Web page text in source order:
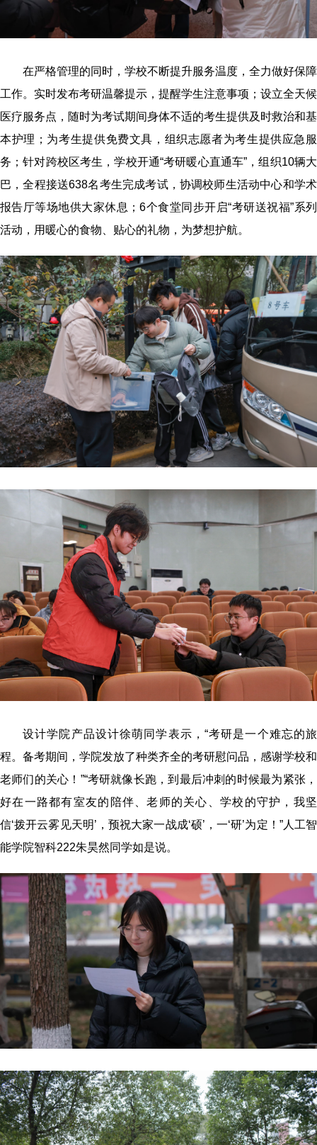
在严格管理的同时，学校不断提升服务温度，全力做好保障
工作。实时发布考研温馨提示，提醒学生注意事项；设立全天候
医疗服务点，随时为考试期间身体不适的考生提供及时救治和基
本护理；为考生提供免费文具，组织志愿者为考生提供应急服
务；针对跨校区考生，学校开通“考研暖心直通车”，组织10辆大
巴，全程接送638名考生完成考试，协调校师生活动中心和学术
报告厅等场地供大家休息；6个食堂同步开启“考研送祝福”系列
活动，用暖心的食物、贴心的礼物，为梦想护航。
设计学院产品设计徐萌同学表示 ，“考研是一个难忘的旅
程。 备考期间 ， 学院发放了种类齐全的考研慰问品， 感谢学校和
老师们的关心！ ”“考研就像长跑，到最后冲刺的时候最为紧张，
好在一路都有室友的陪伴、老师的关心、学校的守护，我坚
信‘拨开云雾见天明’，预祝大家一战成‘硕’，一‘研’为定 ！ ”人工智
能学院智科222朱昊然同学如是说。